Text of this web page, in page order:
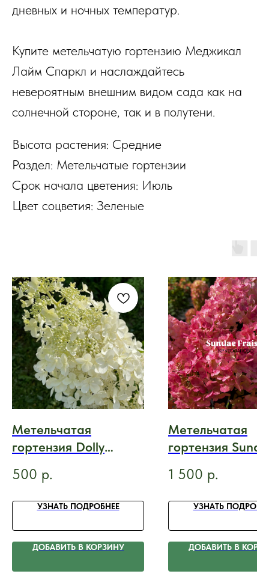
дневных и ночных температур.
Купите метельчатую гортензию Меджикал
Лайм Спаркл и наслаждайтесь
невероятным внешним видом сада как на
солнечной стороне, так и в полутени.
Высота растения: Средние
Раздел: Метельчатые гортензии
Срок начала цветения: Июль
Цвет соцветия: Зеленые
Метельчатая
гортензия Dolly
500 р.
УЗНАТЬ ПОДРОБНЕЕ
ДОБАВИТЬ В КОРЗИНУ
Метельчатая
гортензия
фрайз)
1 500 р.
УЗНАТЬ
ДОБАВИТЬ В